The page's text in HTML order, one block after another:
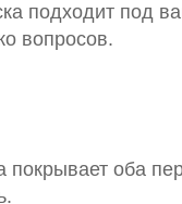
подходит под
вопросов.
покрывает оба